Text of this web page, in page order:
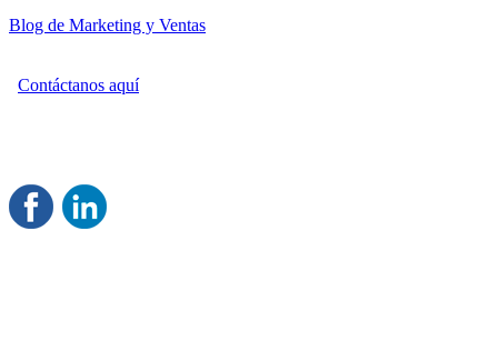
Blog de Marketing y Ventas
Contáctanos aquí